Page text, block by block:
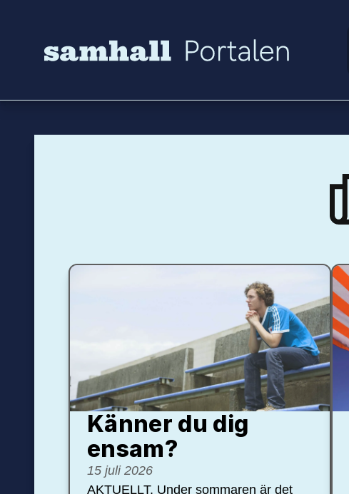
Känner du dig
ensam?
15 juli 2026
AKTUELLT. Under sommaren är det